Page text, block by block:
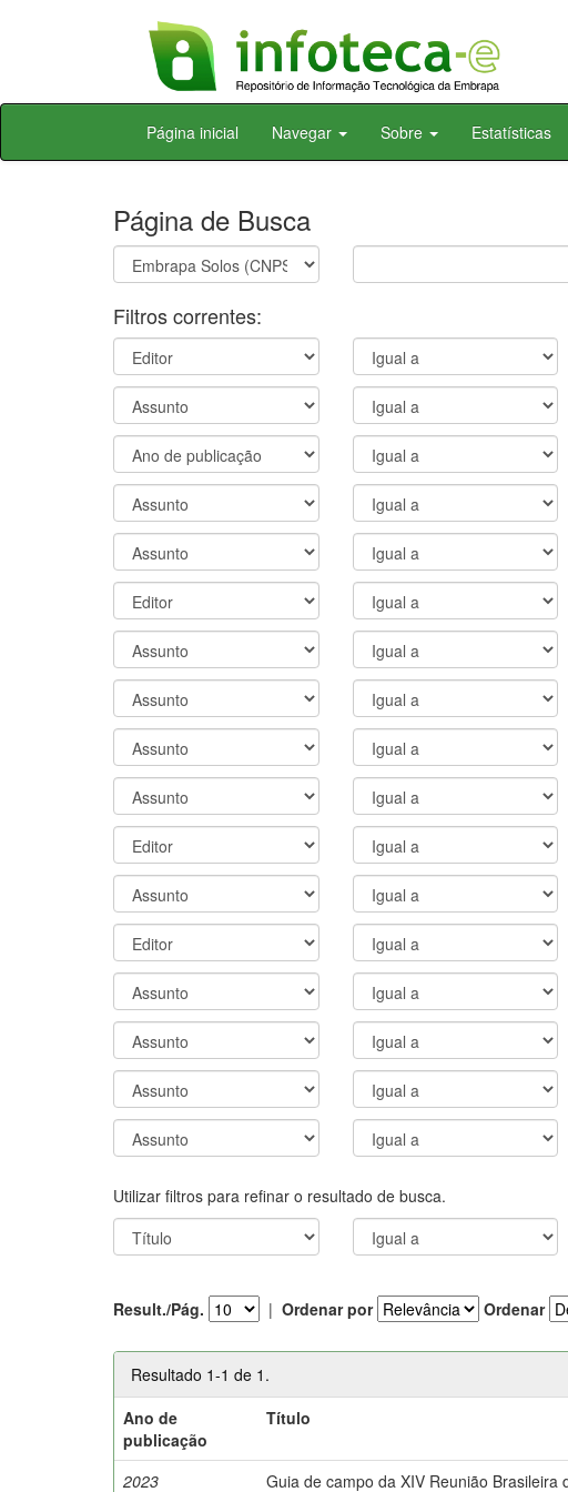
Skip
Página inicial Navegar Sobre Estatísticas
Página de Busca
Filtros correntes:
Utilizar filtros para refinar o resultado de busca.
Result./Pág. | Ordenar por Ordenar
Resultado 1-1 de 1.
Ano de
publicação
Título
2023
Guia de campo da XIV Reunião